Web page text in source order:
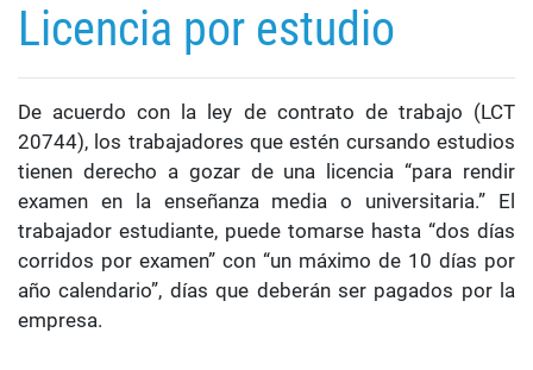
Licencia por estudio
De acuerdo con la ley de contrato de trabajo (LCT
20744), los trabajadores que estén cursando estudios
tienen derecho a gozar de una licencia “para rendir
examen en la enseñanza media o universitaria.” El
trabajador estudiante, puede tomarse hasta “dos días
corridos por examen” con “un máximo de 10 días por
año calendario”, días que deberán ser pagados por la
empresa.